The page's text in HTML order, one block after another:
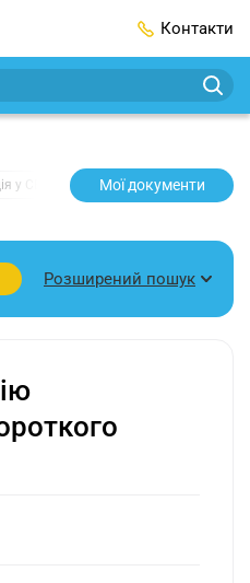
Контакти
у СЕРПНІ 2️⃣0️⃣2️⃣7️⃣ Усі
Мої документи
Розширений пошук